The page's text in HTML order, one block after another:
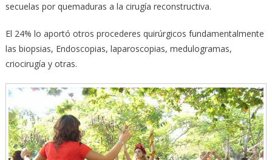
secuelas por quemaduras a la cirugía reconstructiva.
El 24% lo aportó otros procederes quirúrgicos fundamentalmente
las biopsias, Endoscopias, laparoscopias, medulogramas,
criocirugía y otras.